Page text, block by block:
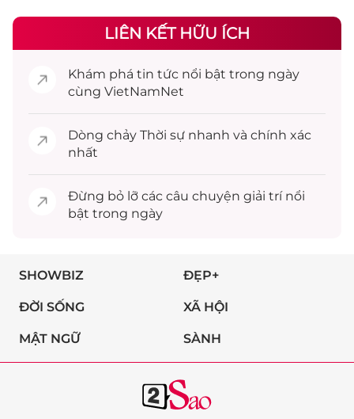
LIÊN KẾT HỮU ÍCH
Khám phá tin tức nổi bật trong ngày
cùng VietNamNet
Dòng chảy Thời sự nhanh và chính xác
nhất
Đừng bỏ lỡ các câu chuyện giải trínổi
bật trong ngày
SHOWBIZ ĐẸP+
ĐỜI SỐNG XÃ HỘI
MẬT NGỮ SÀNH